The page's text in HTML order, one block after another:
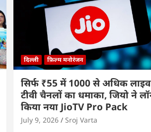
दिल्ली फ़िल्म मनोरंजन
सिर्फ ₹55 में 1000 से अधिक लाइव
टीवी चैनलों का धमाका, जियो ने
किया नया JioTV Pro Pack
July 9, 2026 Sroj Varta